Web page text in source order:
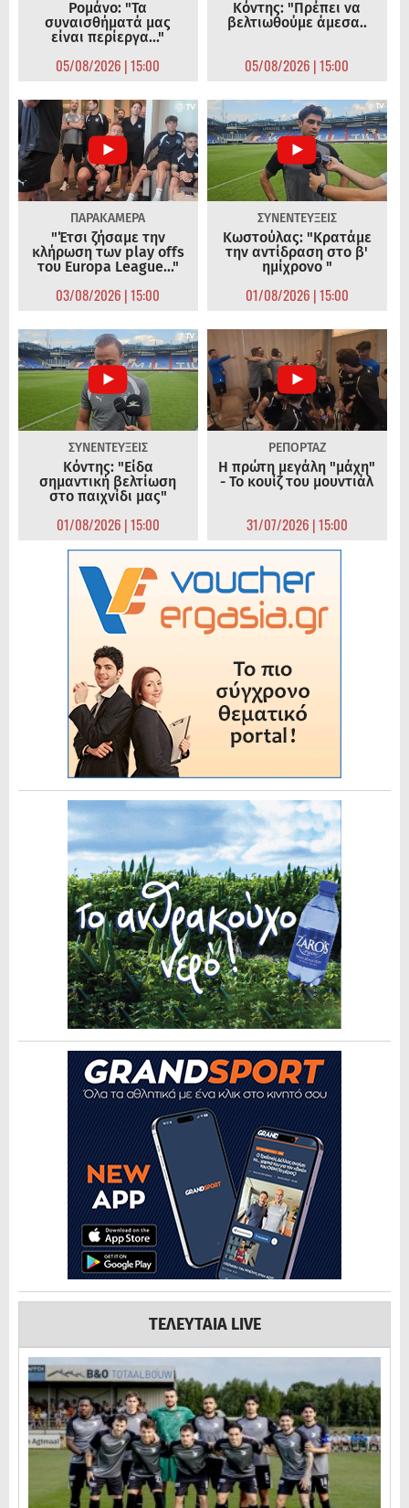
Ρομάνο: "Τα
συναισθήματά μας
είναι περίεργα..."
05/08/2026 | 15:00
Κόντης: "Πρέπει να
βελτιωθούμε άμεσα..
05/08/2026 | 15:00
ΠΑΡΑΚΑΜΕΡΑ
"Έτσι ζήσαμε την
κλήρωση των play offs
του Europa League..."
03/08/2026 | 15:00
ΣΥΝΕΝΤΕΥΞΕΙΣ
Κωστούλας: "Κρατάμε
την αντίδραση στο β'
ημίχρονο "
01/08/2026 | 15:00
ΣΥΝΕΝΤΕΥΞΕΙΣ
Κόντης: "Είδα
σημαντική βελτίωση
στο παιχνίδι μας"
01/08/2026 | 15:00
ΡΕΠΟΡΤΑΖ
Η πρώτη μεγάλη "μάχη"
- Το κουίζ του μουντιάλ
31/07/2026 | 15:00
ΤΕΛΕΥΤΑΙΑ LIVE